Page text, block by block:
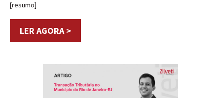
[resumo]
LER AGORA >